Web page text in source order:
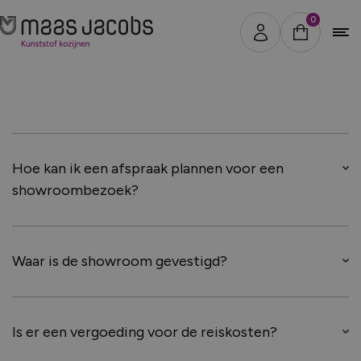
0
Hoe kan ik een afspraak plannen voor een
showroombezoek?
Waar is de showroom gevestigd?
Is er een vergoeding voor de reiskosten?